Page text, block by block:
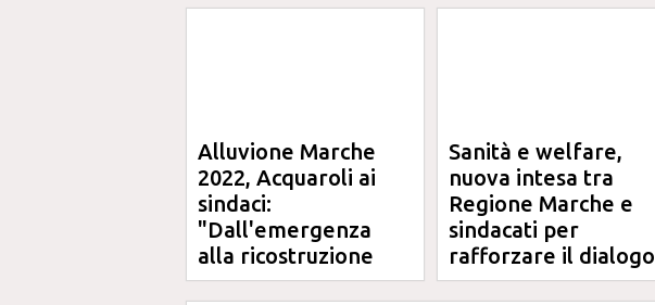
Alluvione Marche
2022, Acquaroli ai
sindaci:
"Dall'emergenza
alla ricostruzione
definitiva"
Sanità e welfare,
nuova intesa tra
Regione Marche e
sindacati per
rafforzare il dialogo